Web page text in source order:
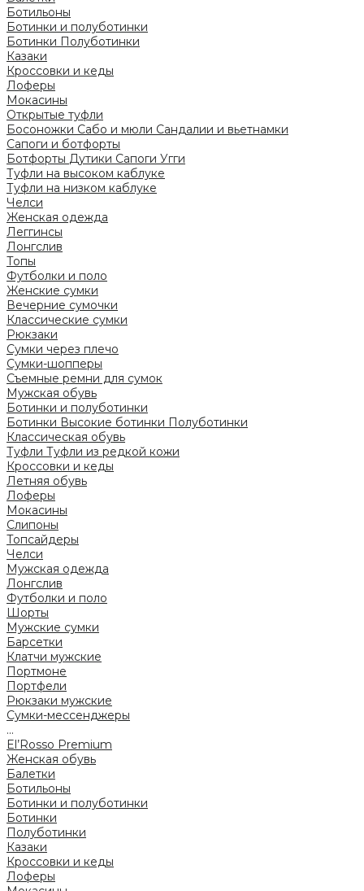
Ботильоны
Ботинки и полуботинки
Ботинки Полуботинки
Казаки
Кроссовки и кеды
Лоферы
Мокасины
Открытые туфли
Босоножки Сабо и мюли Сандалии и вьетнамки
Сапоги и ботфорты
Ботфорты Дутики Сапоги Угги
Туфли на высоком каблуке
Туфли на низком каблуке
Челси
Женская одежда
Леггинсы
Лонгслив
Топы
Футболки и поло
Женские сумки
Вечерние сумочки
Классические сумки
Рюкзаки
Сумки через плечо
Сумки-шопперы
Съемные ремни для сумок
Мужская обувь
Ботинки и полуботинки
Ботинки Высокие ботинки Полуботинки
Классическая обувь
Туфли Туфли из редкой кожи
Кроссовки и кеды
Летняя обувь
Лоферы
Мокасины
Слипоны
Топсайдеры
Челси
Мужская одежда
Лонгслив
Футболки и поло
Шорты
Мужские сумки
Барсетки
Клатчи мужские
Портмоне
Портфели
Рюкзаки мужские
Сумки-мессенджеры
...
El’Rosso Premium
Женская обувь
Балетки
Ботильоны
Ботинки и полуботинки
Ботинки
Полуботинки
Казаки
Кроссовки и кеды
Лоферы